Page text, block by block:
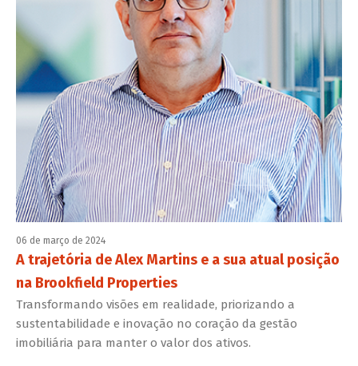
06 de março de 2024
A trajetória de Alex Martins e a sua atual posição
na Brookfield Properties
Transformando visões em realidade, priorizando a
sustentabilidade e inovação no coração da gestão
imobiliária para manter o valor dos ativos.